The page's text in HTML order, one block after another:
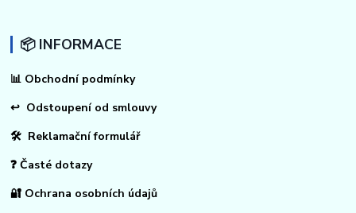
📦 INFORMACE
📊 Obchodní podmínky
↩ Odstoupení od smlouvy
🛠 Reklamační formulář
❓ Časté dotazy
🔐 Ochrana osobních údajů